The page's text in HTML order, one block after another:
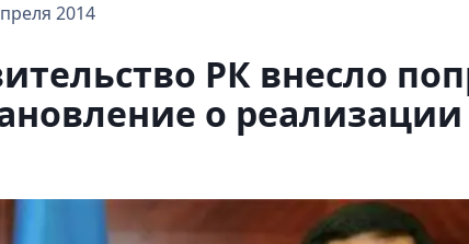
2014
РК внесло
о